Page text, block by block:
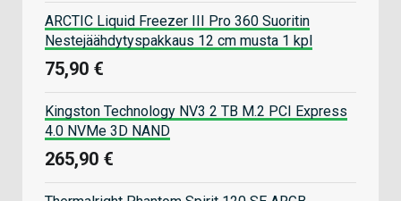
ARCTIC Liquid Freezer III Pro 360 Suoritin
Nestejäähdytyspakkaus 12 cm musta 1 kpl
75,90 €
Kingston Technology NV3 2 TB M.2 PCI Express
4.0 NVMe 3D NAND
265,90 €